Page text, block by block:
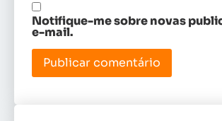
Notifique-me sobre novas
e-mail.